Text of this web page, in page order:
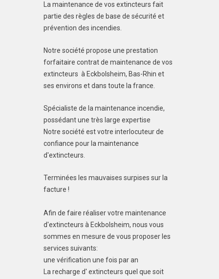
La maintenance de vos extincteurs fait
partie des règles de base de sécurité et
prévention des incendies.
Notre société propose une prestation
forfaitaire contrat de maintenance de vos
extincteurs à Eckbolsheim, Bas-Rhin et
ses environs et dans toute la france.
Spécialiste de la maintenance incendie,
possédant une très large expertise
Notre société est votre interlocuteur de
confiance pour la maintenance
d'extincteurs.
Terminées les mauvaises surpises sur la
facture !
Afin de faire réaliser votre maintenance
d'extincteurs à Eckbolsheim, nous vous
sommes en mesure de vous proposer les
services suivants:
une vérification une fois par an
La recharge d' extincteurs quel que soit